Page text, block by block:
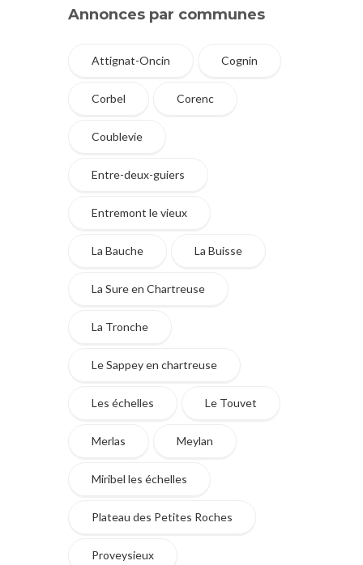
Annonces par communes
Attignat-Oncin Cognin
Corbel Corenc
Coublevie
Entre-deux-guiers
Entremont le vieux
La Bauche La Buisse
La Sure en Chartreuse
La Tronche
Le Sappey en chartreuse
Les échelles Le Touvet
Merlas Meylan
Miribel les échelles
Plateau des Petites Roches
Proveysieux